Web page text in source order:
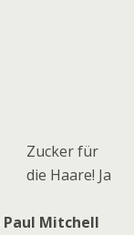
Zucker für
die Haare! Ja
Paul Mitchell